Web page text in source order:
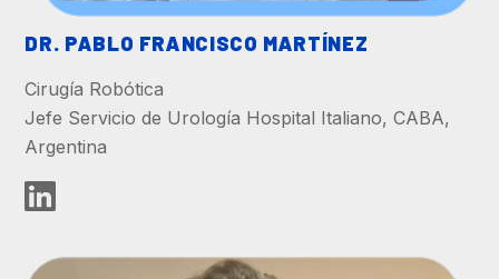
DR. PABLO FRANCISCO MARTÍNEZ
Cirugía Robótica
Jefe Servicio de Urología Hospital Italiano, CABA,
Argentina